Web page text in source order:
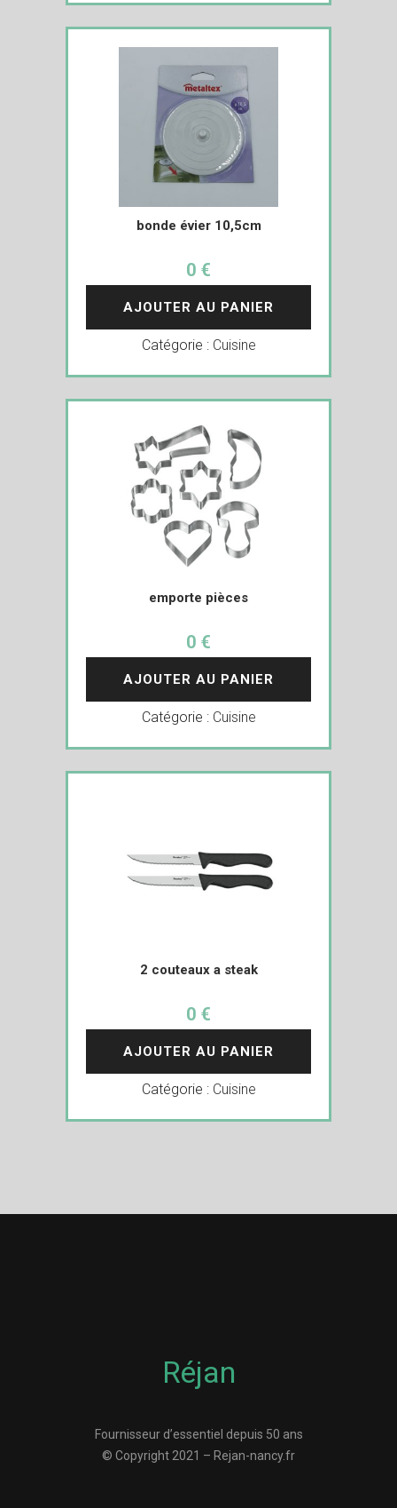
bonde évier 10,5cm
0 €
AJOUTER AU PANIER
Catégorie : Cuisine
emporte pièces
0 €
AJOUTER AU PANIER
Catégorie : Cuisine
2 couteaux a steak
0 €
AJOUTER AU PANIER
Catégorie : Cuisine
Réjan
Fournisseur d’essentiel depuis 50 ans
© Copyright 2021 – Rejan-nancy.fr